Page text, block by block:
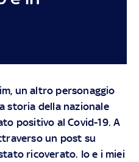
un altro personaggio
storia della nazionale
positivo al Covid-19. A
un post su
ricoverato. Io e i miei